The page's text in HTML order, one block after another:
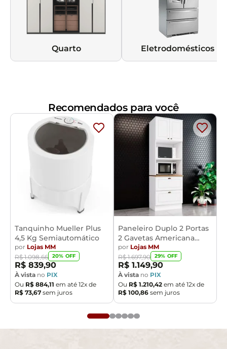
Quarto Eletrodomésticos
Recomendados para você
Tanquinho Mueller Plus
4,5 Kg Semiautomático
por Lojas MM
R$ 1.098,66 20% OFF
R$ 839,90
À vista no PIX
Ou R$ 884,11 em até 12x de
R$ 73,67 sem juros
Paneleiro Duplo 2 Portas
2 Gavetas Americana
Henn
por Lojas MM
R$ 1.697,90 29% OFF
R$ 1.149,90
À vista no PIX
Ou R$ 1.210,42 em até 12x de
R$ 100,86 sem juros